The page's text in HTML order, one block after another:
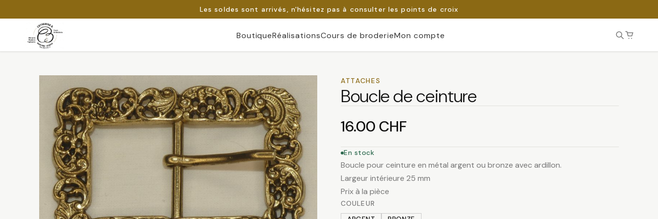
Les soldes sont arrivés, n'hésitez pas à consulter les points de croix
Passer
BoutiqueRéalisationsCours de broderieMon compte
ATTACHES
Boucle de ceinture
16.00 CHF
En stock
Boucle pour ceinture en métal argent ou bronze avec ardillon.
Largeur intérieure 25 mm
Prix à la pièce
COULEUR